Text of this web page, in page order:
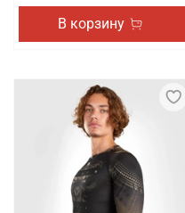
В корзину